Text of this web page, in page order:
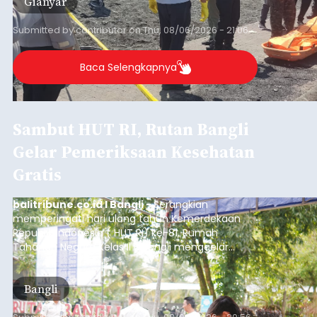
Submitted bycontributoronThu, 08/06/2026 - 21:06
Baca Selengkapnya
Sambut HUT RI, Rutan Bangli
Gelar Pemeriksaan Kesehatan
Gratis
balitribune.co.id I Bangli -Serangkian
memperingati hari ulang tahun Kemerdekaan
Republik Indonesia ( HUT RI) ke-81, Rumah
Tahanan Negara Kelas II B Bangli menggelar
kegiatan pemeriksaan kesehatan gratis, Rabu
(6/8/2026).
Bangli